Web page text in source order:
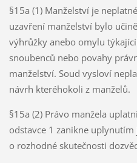
§15a (1) Manželství je
uzavření manželství bylo
výhrůžky anebo omylu
snoubenců nebo povahy
manželství. Soud vysloví
návrh kteréhokoli z manželů.
§15a (2) Právo manžela
odstavce 1 zanikne
o rozhodné skutečnosti